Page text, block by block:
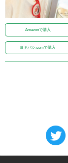
Amazonで購入
ヨドバシ.comで購入